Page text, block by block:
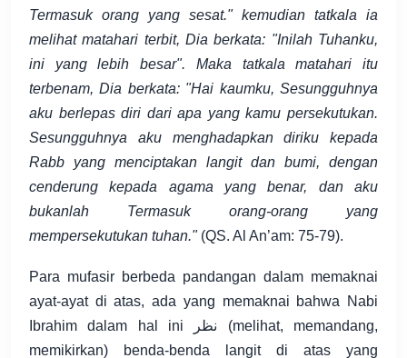
Termasuk orang yang sesat." kemudian tatkala ia
melihat matahari terbit, Dia berkata: "Inilah Tuhanku,
ini yang lebih besar". Maka tatkala matahari itu
terbenam, Dia berkata: "Hai kaumku, Sesungguhnya
aku berlepas diri dari apa yang kamu persekutukan.
Sesungguhnya aku menghadapkan diriku kepada
Rabb yang menciptakan langit dan bumi, dengan
cenderung kepada agama yang benar, dan aku
bukanlah Termasuk orang-orang yang
mempersekutukan tuhan."(QS. Al An’am: 75-79).
Para mufasir berbeda pandangan dalam memaknai
ayat-ayat di atas, ada yang memaknai bahwa Nabi
Ibrahim dalam hal ini نظر (melihat, memandang,
memikirkan) benda-benda langit di atas yang